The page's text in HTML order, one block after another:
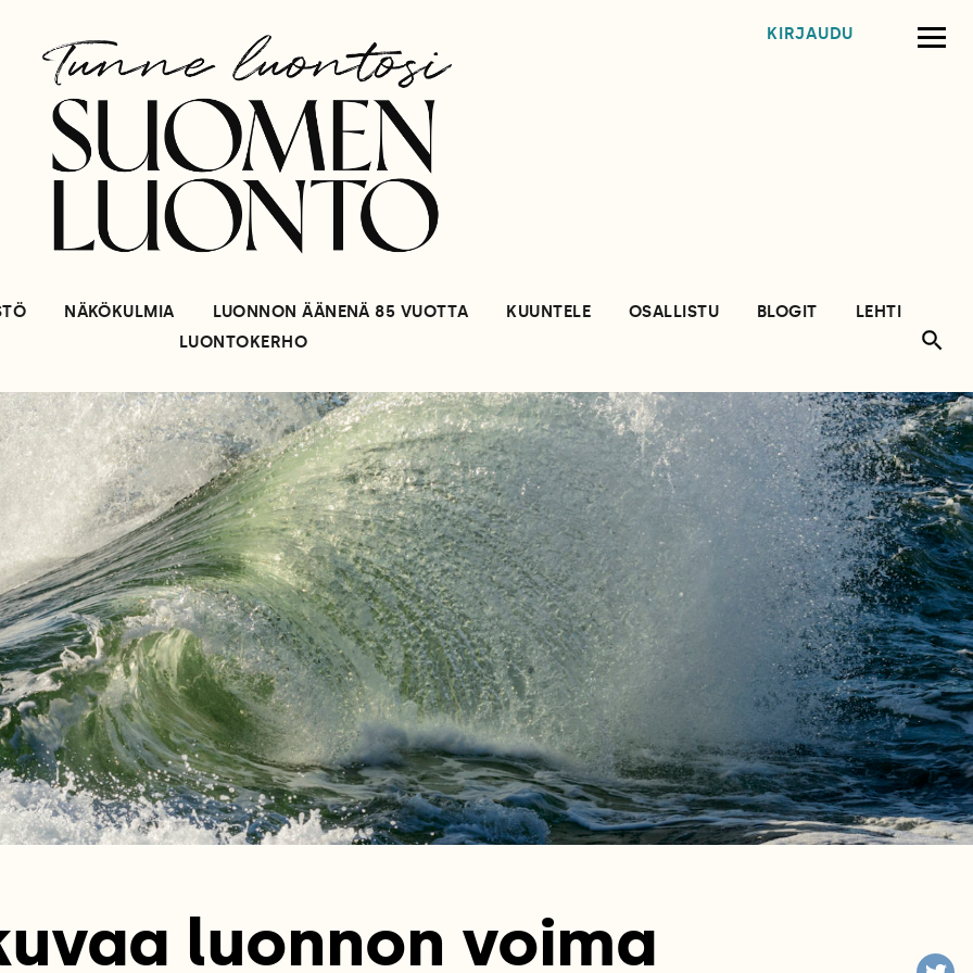
KIRJAUDU
NÄKÖKULMIA LUONNON ÄÄNENÄ 85 VUOTTA KUUNTELE OSALLISTU BLOGIT
LEHTI
LUONTOKERHO
luonnon voima